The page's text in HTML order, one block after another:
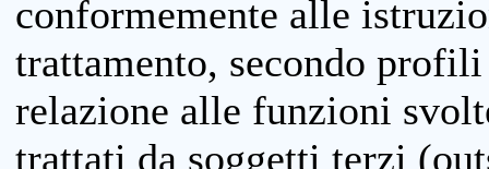
conformemente alle
trattamento, secondo
relazione alle funzioni
trattati da soggetti terzi